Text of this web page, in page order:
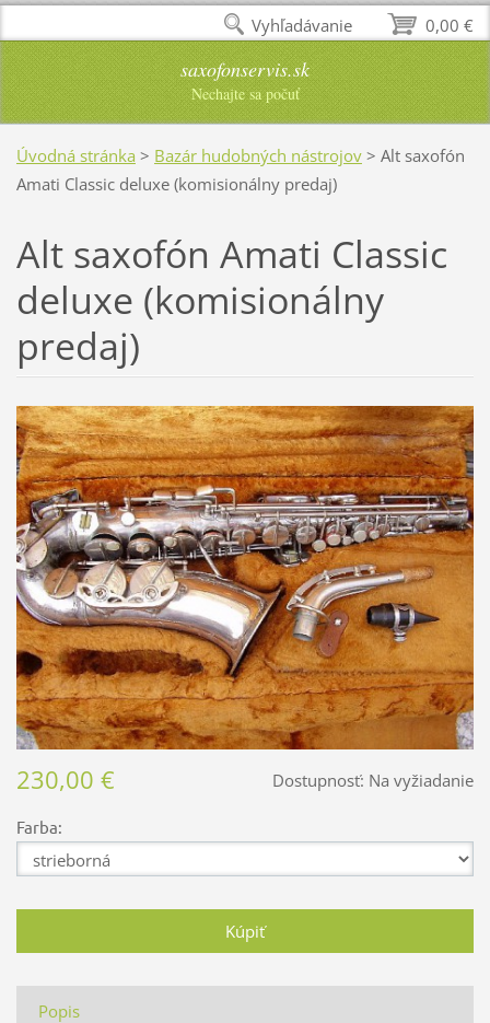
saxofonservis.sk
Nechajte sa počuť
Úvodná stránka > Bazár hudobných nástrojov > Alt saxofón
Amati Classic deluxe (komisionálny predaj)
Alt saxofón Amati Classic
deluxe (komisionálny
predaj)
Dostupnosť: Na vyžiadanie
230,00 €
Farba:
Popis
0,00 €
Vyhľadávanie